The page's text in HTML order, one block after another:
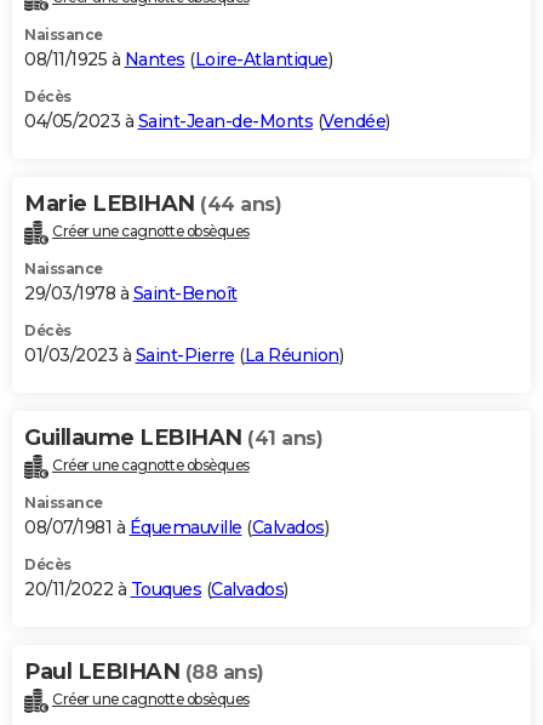
Naissance
08/11/1925 à Nantes (Loire-Atlantique)
Décès
04/05/2023 à Saint-Jean-de-Monts (Vendée)
Marie LEBIHAN (44 ans)
Créer une cagnotte obsèques
Naissance
29/03/1978 à Saint-Benoît
Décès
01/03/2023 à Saint-Pierre (La Réunion)
Guillaume LEBIHAN (41 ans)
Créer une cagnotte obsèques
Naissance
08/07/1981 à Équemauville (Calvados)
Décès
20/11/2022 à Touques (Calvados)
Paul LEBIHAN (88 ans)
Créer une cagnotte obsèques